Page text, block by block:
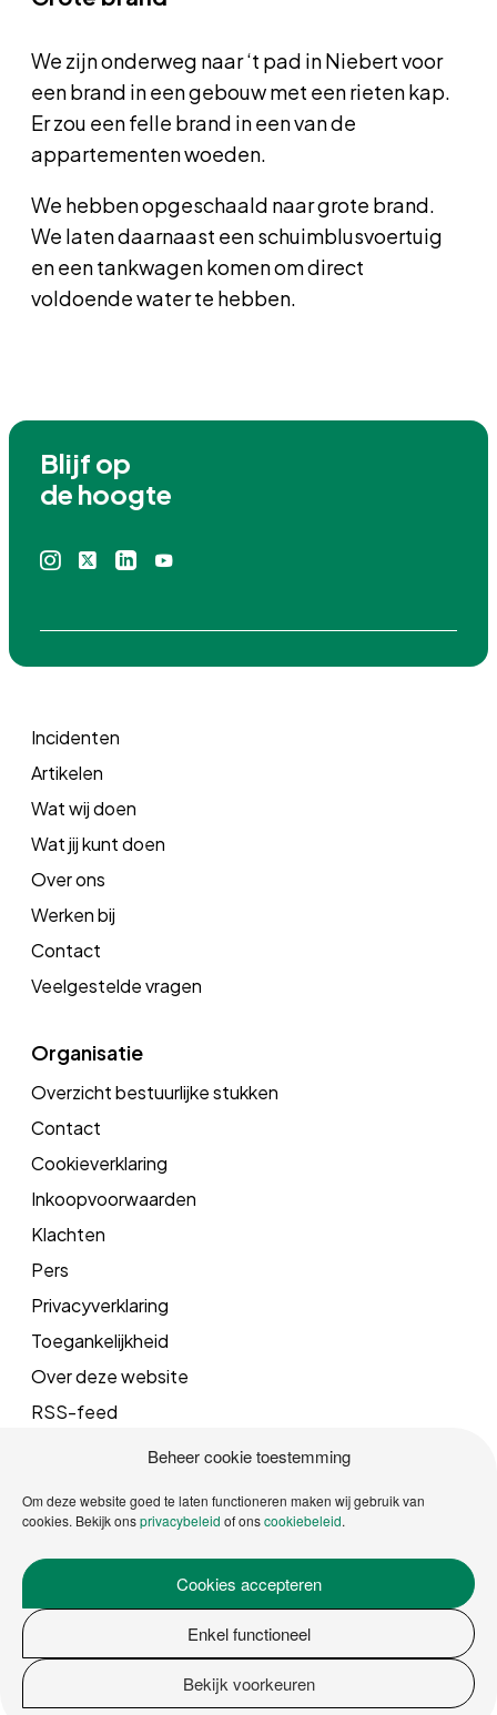
Beheer cookie toestemming
Om deze website goed te laten functioneren maken wij gebruik van
cookies. Bekijk onsprivacybeleid of onscookiebeleid.
Cookies accepteren
Enkel functioneel
Bekijk voorkeuren
We zijn onderweg naar ‘t pad in Niebert voor
een brand in een gebouw met een rieten kap.
Er zou een felle brand in een van de
appartementen woeden.
We hebben opgeschaald naar grote brand.
We laten daarnaast een schuimblusvoertuig
en een tankwagen komen om direct
voldoende water te hebben.
Blijf op
de hoogte
InstagramLinkedin
Incidenten
Artikelen
Wat wij doen
Wat jij kunt doen
Over ons
Werken bij
Contact
Veelgestelde vragen
Organisatie
Overzicht bestuurlijke stukken
Contact
Cookieverklaring
Inkoopvoorwaarden
Klachten
Pers
Privacyverklaring
Toegankelijkheid
Over deze website
RSS-feed
Mail
Telefoonnummer